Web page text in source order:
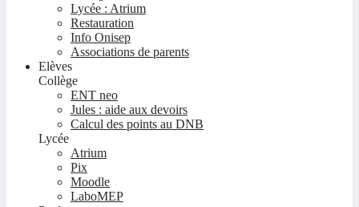
Lycée : Atrium
Restauration
Info Onisep
Associations de parents
Elèves
Collège
ENT neo
Jules : aide aux devoirs
Calcul des points au DNB
Lycée
Atrium
Pix
Moodle
LaboMEP